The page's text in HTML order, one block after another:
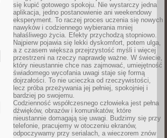
się kupić gotowego spokoju. Nie wystarczy jedna
aplikacja, jedno postanowienie ani weekendowy
eksperyment. To raczej proces uczenia się nowych
nawyków i codziennego wybierania mniej
hałaśliwego życia. Efekty przychodzą stopniowo.
Najpierw pojawia się lekki dyskomfort, potem ulga,
a z czasem większa przejrzystość myśli i więcej
przestrzeni na rzeczy naprawdę ważne. W świecie,
który nieustannie chce nas zajmować, umiejętność
świadomego wycofania uwagi staje się formą
dojrzałości. To nie ucieczka od rzeczywistości,
lecz próba przeżywania jej pełniej, spokojniej i
bardziej po swojemu.
Codzienność współczesnego człowieka jest pełna
dźwięków, obrazów i komunikatów, które
nieustannie domagają się uwagi. Budzimy się przy
telefonie, pracujemy w otoczeniu ekranów,
odpoczywamy przy serialach, a wieczorem znów